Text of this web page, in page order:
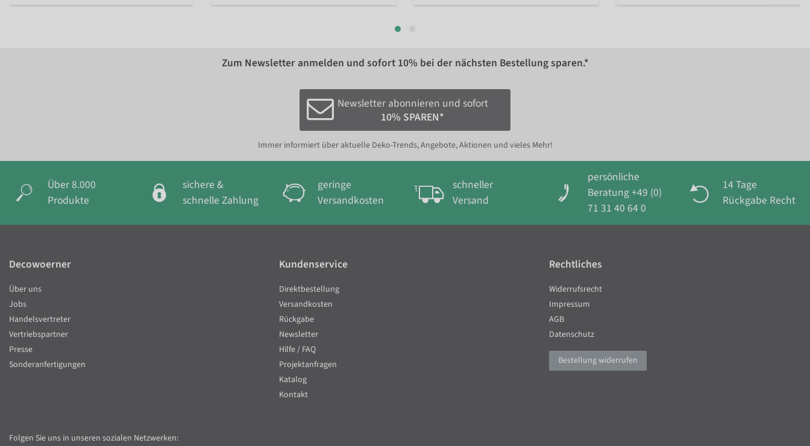
Zum Newsletter anmelden und sofort 10% bei der nächsten Bestellung sparen.*
Newsletter abonnieren und sofort
10% SPAREN*
Immer informiert über aktuelle Deko-Trends, Angebote, Aktionen und vieles Mehr!
Über 8.000
Produkte
sichere &
schnelle Zahlung
geringe
Versandkosten
schneller
Versand
persönliche
Beratung +49 (0)
71 31 40 64 0
14 Tage
Rückgabe Recht
Decowoerner
Über uns
Jobs
Handelsvertreter
Vertriebspartner
Presse
Sonderanfertigungen
Kundenservice
Direktbestellung
Versandkosten
Rückgabe
Newsletter
Hilfe / FAQ
Projektanfragen
Katalog
Kontakt
Rechtliches
Widerrufsrecht
Impressum
AGB
Datenschutz
Bestellung widerrufen
Folgen Sie uns in unseren sozialen Netzwerken: